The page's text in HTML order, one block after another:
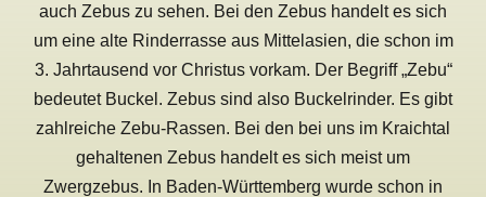
auch Zebus zu sehen. Bei den Zebus handelt es sich
um eine alte Rinderrasse aus Mittelasien, die schon im
3. Jahrtausend vor Christus vorkam. Der Begriff „Zebu“
bedeutet Buckel. Zebus sind also Buckelrinder. Es gibt
zahlreiche Zebu-Rassen. Bei den bei uns im Kraichtal
gehaltenen Zebus handelt es sich meist um
Zwergzebus. In Baden-Württemberg wurde schon in